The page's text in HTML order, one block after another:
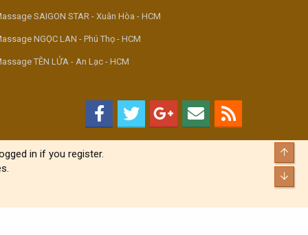
SAIGON STAR - Xuân Hòa - HCM
NGỌC LAN - Phú Thọ - HCM
TÊN LỬA - An Lạc - HCM
in if you register.
Top